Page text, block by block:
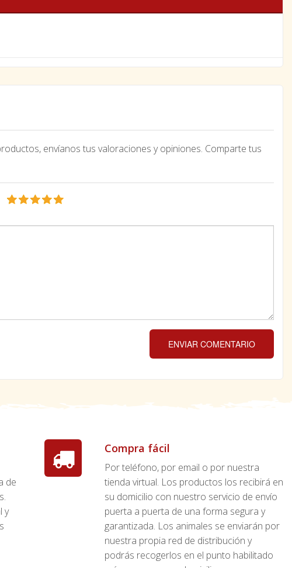
envíanos tus valoraciones y opiniones. Comparte tus
ENVIAR COMENTARIO
de
y
Compra fácil
Por teléfono, por email o por nuestra
tienda virtual. Los productos los recibirá en
su domicilio con nuestro servicio de envío
puerta a puerta de una forma segura y
garantizada. Los animales se enviarán por
nuestra propia red de distribución y
podrás recogerlos en el punto habilitado